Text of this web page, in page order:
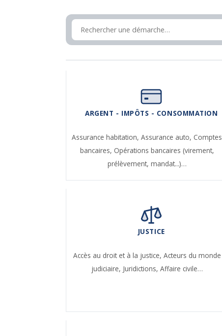
ARGENT - IMPÔTS - CONSOMMATION
Assurance habitation,Assurance auto, Comptes
bancaires, Opérations bancaires (virement,
prélèvement, mandat...)…
JUSTICE
Accès au droit et à la justice, Acteurs du monde
judiciaire, Juridictions, Affaire civile…